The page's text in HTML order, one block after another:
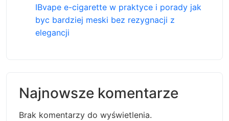
IBvape e-cigarette w praktyce i porady jak
byc bardziej meski bez rezygnacji z
elegancji
Najnowsze komentarze
Brak komentarzy do wyświetlenia.